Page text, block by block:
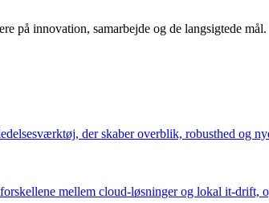
på innovation, samarbejde og de langsigtede mål.
der skaber overblik, robusthed og
mellem cloud-løsninger og lokal it-drift,